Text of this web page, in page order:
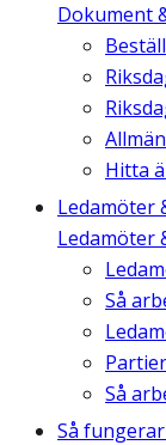
Dokument
Hitta
Ledamöter
Ledamöter
Så
Så
Så